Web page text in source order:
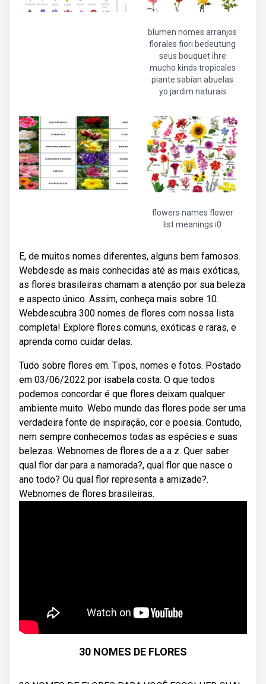
blumen nomes arranjos
florales fiori bedeutung
seus bouquet ihre
mucho kinds tropicales
piante sabían abuelas
yo jardim naturais
flowers names flower
list meanings i0
E, de muitos nomes diferentes, alguns bem famosos.
Webdesde as mais conhecidas até as mais exóticas,
as flores brasileiras chamam a atenção por sua beleza
e aspecto único. Assim, conheça mais sobre 10.
Webdescubra 300 nomes de flores com nossa lista
completa! Explore flores comuns, exóticas e raras, e
aprenda como cuidar delas.
Tudo sobre flores em. Tipos, nomes e fotos. Postado
em 03/06/2022 por isabela costa. O que todos
podemos concordar é que flores deixam qualquer
ambiente muito. Webo mundo das flores pode ser uma
verdadeira fonte de inspiração, cor e poesia. Contudo,
nem sempre conhecemos todas as espécies e suas
belezas. Webnomes de flores de a a z. Quer saber
qual flor dar para a namorada?, qual flor que nasce o
ano todo? Ou qual flor representa a amizade?.
Webnomes de flores brasileiras.
30 NOMES DE FLORES